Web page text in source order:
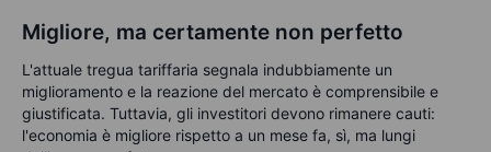
Migliore, ma certamente non perfetto
L'attuale tregua tariffaria segnala indubbiamente un
miglioramento e la reazione del mercato è comprensibile e
giustificata. Tuttavia, gli investitori devono rimanere cauti:
l'economia è migliore rispetto a un mese fa, sì, ma lungi